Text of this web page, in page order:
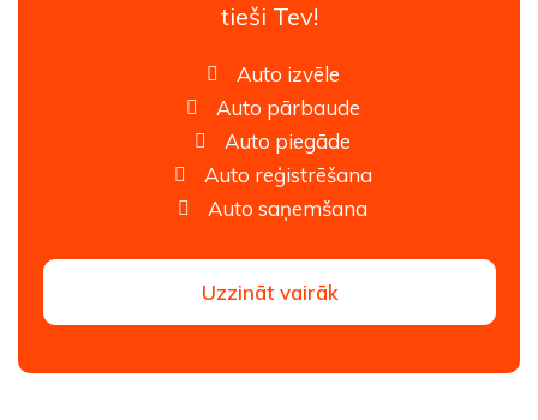
tieši Tev!
Auto izvēle
Auto pārbaude
Auto piegāde
Auto reģistrēšana
Auto saņemšana
Uzzināt vairāk